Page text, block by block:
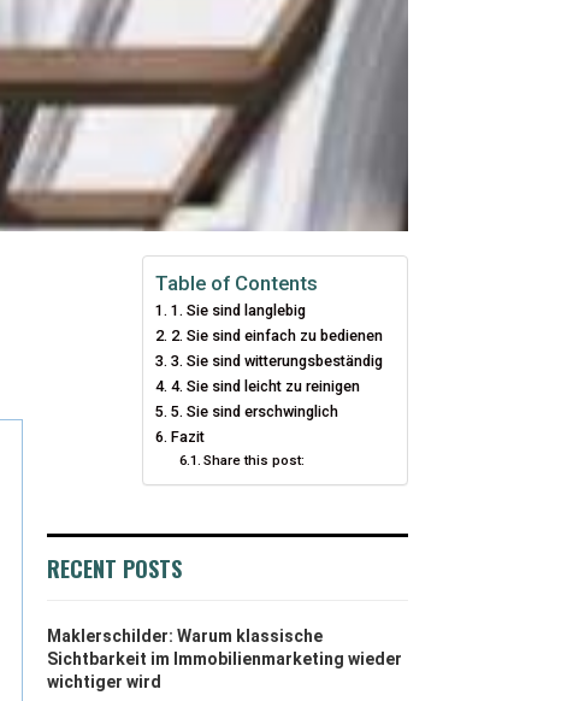
Table of Contents
1. Sie sind langlebig
2. Sie sind einfach zu bedienen
3. Sie sind witterungsbeständig
4. Sie sind leicht zu reinigen
5. Sie sind erschwinglich
Fazit
Share this post:
RECENT POSTS
Maklerschilder: Warum klassische
Sichtbarkeit im Immobilienmarketing wieder
wichtiger wird